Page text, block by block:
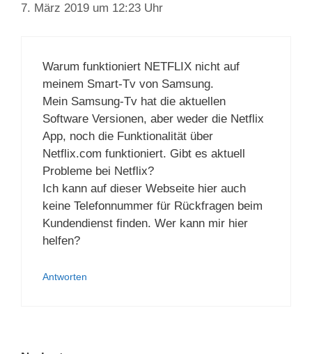
7. März 2019 um 12:23 Uhr
Warum funktioniert NETFLIX nicht auf
meinem Smart-Tv von Samsung.
Mein Samsung-Tv hat die aktuellen
Software Versionen, aber weder die Netflix
App, noch die Funktionalität über
Netflix.com funktioniert. Gibt es aktuell
Probleme bei Netflix?
Ich kann auf dieser Webseite hier auch
keine Telefonnummer für Rückfragen beim
Kundendienst finden. Wer kann mir hier
helfen?
Antworten